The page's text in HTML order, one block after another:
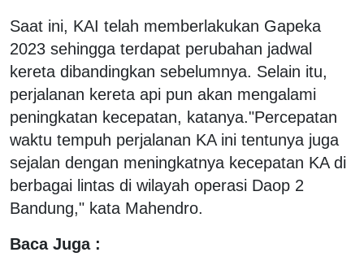
Saat ini, KAI telah memberlakukan Gapeka
2023 sehingga terdapat perubahan jadwal
kereta dibandingkan sebelumnya. Selain itu,
perjalanan kereta api pun akan mengalami
peningkatan kecepatan, katanya."Percepatan
waktu tempuh perjalanan KA ini tentunya juga
sejalan dengan meningkatnya kecepatan KA di
berbagai lintas di wilayah operasi Daop 2
Bandung," kata Mahendro.
Baca Juga :